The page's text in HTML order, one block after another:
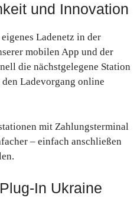
und Innovation
Ladenetz in der
mobilen App und der
die nächstgelegene Station
Ladevorgang online
mit Zahlungsterminal
– einfach anschließen
In Ukraine